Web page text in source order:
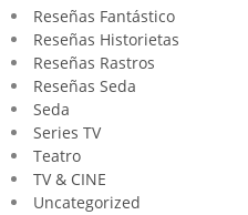
Reseñas Fantástico
Reseñas Historietas
Reseñas Rastros
Reseñas Seda
Seda
Series TV
Teatro
TV & CINE
Uncategorized